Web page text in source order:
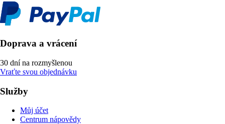
Doprava a vrácení
30 dní na rozmyšlenou
Vraťte svou objednávku
Služby
Můj účet
Centrum nápovědy